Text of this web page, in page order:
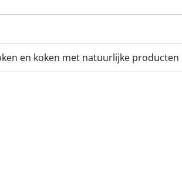
en koken met natuurlijke producten